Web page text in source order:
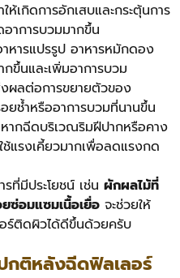
ให้เกิดการอักเสบและกระตุ้นการ
าการบวมมากขึ้น
าหารแปรรูป อาหารหมักดอง
ขึ้นและเพิ่มอาการบวม
ผลต่อการขยายตัวของ
ยช้ำหรืออาการบวมที่นานขึ้น
หากฉีดบริเวณริมฝีปากหรือคาง
แรงเคี้ยวมากเพื่อลดแรงกด
ที่มีประโยชน์ เช่น ผักผลไม้ที่
ซ่อมแซมเนื้อเยื่อ จะช่วยให้
ร์ติดผิวได้ดีขึ้นด้วยครับ
กติหลังฉีดฟิลเลอร์